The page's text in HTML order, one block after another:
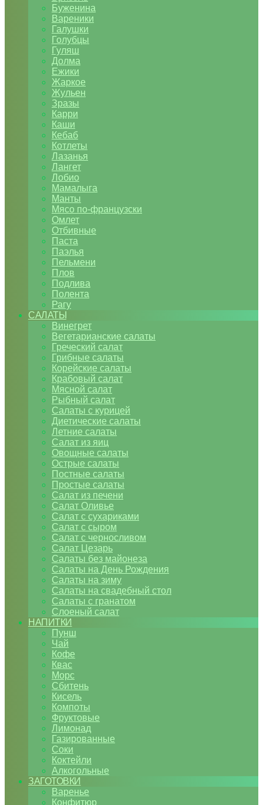
Буженина
Вареники
Галушки
Голубцы
Гуляш
Долма
Ежики
Жаркое
Жульен
Зразы
Карри
Каши
Кебаб
Котлеты
Лазанья
Лангет
Лобио
Мамалыга
Манты
Мясо по-французски
Омлет
Отбивные
Паста
Паэлья
Пельмени
Плов
Подлива
Полента
Рагу
САЛАТЫ
Винегрет
Вегетарианские салаты
Греческий салат
Грибные салаты
Корейские салаты
Крабовый салат
Мясной салат
Рыбный салат
Салаты с курицей
Диетические салаты
Летние салаты
Салат из яиц
Овощные салаты
Острые салаты
Постные салаты
Простые салаты
Салат из печени
Салат Оливье
Салат с сухариками
Салат с сыром
Салат с черносливом
Салат Цезарь
Салаты без майонеза
Салаты на День Рождения
Салаты на зиму
Салаты на свадебный стол
Салаты с гранатом
Слоеный салат
НАПИТКИ
Пунш
Чай
Кофе
Квас
Морс
Сбитень
Кисель
Компоты
Фруктовые
Лимонад
Газированные
Соки
Коктейли
Алкогольные
ЗАГОТОВКИ
Варенье
Конфитюр